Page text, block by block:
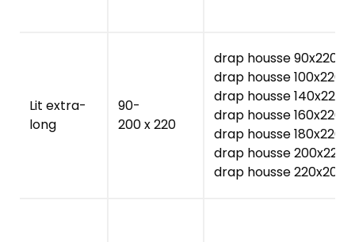
Lit extra-
long
90-
200 x 220
drap housse 90x220
drap housse 100x220
drap housse 140x220
drap housse 160x220
drap housse 180x220
drap housse 200x220
drap housse 220x200